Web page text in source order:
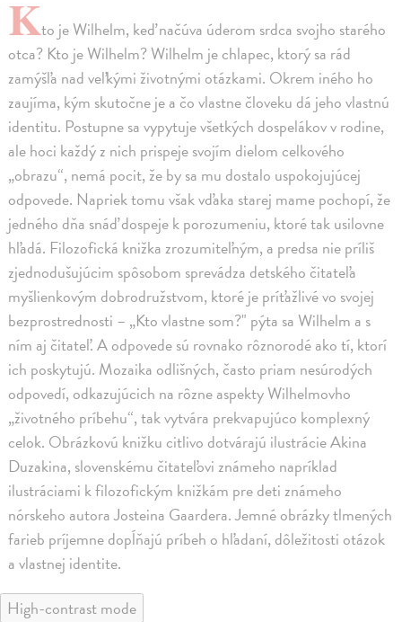
Kto je Wilhelm, keď načúva úderom srdca svojho starého
otca? Kto je Wilhelm? Wilhelm je chlapec, ktorý sa rád
zamýšľa nad veľkými životnými otázkami. Okrem iného ho
zaujíma, kým skutočne je a čo vlastne človeku dá jeho vlastnú
identitu. Postupne sa vypytuje všetkých dospelákov v rodine,
ale hoci každý z nich prispeje svojím dielom celkového
„obrazu“, nemá pocit, že by sa mu dostalo uspokojujúcej
odpovede. Napriek tomu však vďaka starej mame pochopí, že
jedného dňa snáď dospeje k porozumeniu, ktoré tak usilovne
hľadá. Filozofická knižka zrozumiteľným, a predsa nie príliš
zjednodušujúcim spôsobom sprevádza detského čitateľa
myšlienkovým dobrodružstvom, ktoré je príťažlivé vo svojej
bezprostrednosti – „Kto vlastne som?" pýta sa Wilhelm a s
ním aj čitateľ. A odpovede sú rovnako rôznorodé ako tí, ktorí
ich poskytujú. Mozaika odlišných, často priam nesúrodých
odpovedí, odkazujúcich na rôzne aspekty Wilhelmovho
„životného príbehu“, tak vytvára prekvapujúco komplexný
celok. Obrázkovú knižku citlivo dotvárajú ilustrácie Akina
Duzakina, slovenskému čitateľovi známeho napríklad
ilustráciami k filozofickým knižkám pre deti známeho
nórskeho autora Josteina Gaardera. Jemné obrázky tlmených
farieb príjemne dopĺňajú príbeh o hľadaní, dôležitosti otázok
a vlastnej identite.
High-contrast mode